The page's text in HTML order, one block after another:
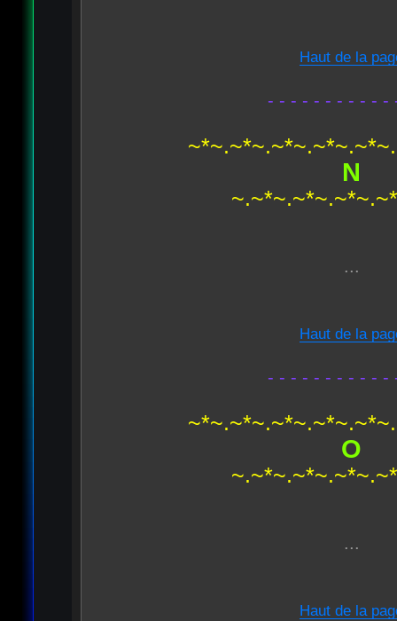
Haut de la
- - - - - - - - - - -
N
...
Haut de la
- - - - - - - - - - -
O
...
Haut de la